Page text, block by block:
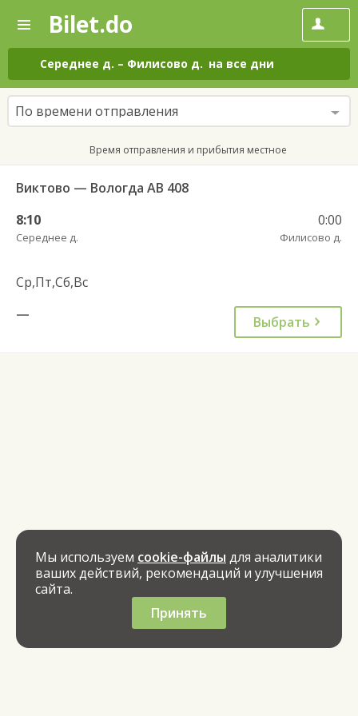
—
Поиск
и
покупка
билетов
на
автобус
онлайн
Bilet.do
Середнее д. – Филисово д. на все дни
По времени отправления
Время отправления и прибытия местное
Виктово — Вологда АВ 408
8:10
Середнее д.
0:00
Филисово д.
Ср,Пт,Сб,Вс
—
Выбрать
Мы используем cookie-файлы для аналитики
ваших действий, рекомендаций и улучшения
сайта.
Принять